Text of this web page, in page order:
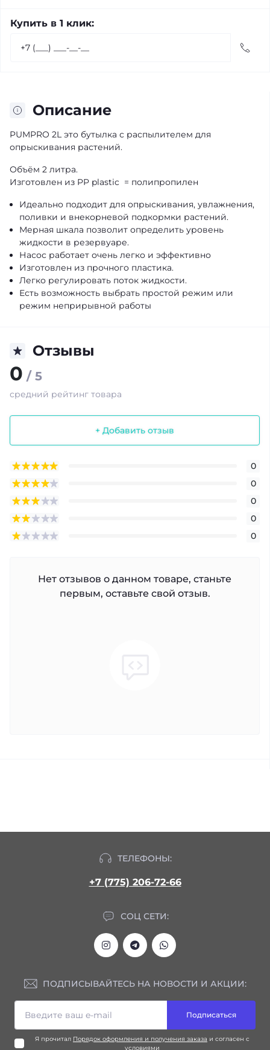
Купить в 1 клик:
Описание
PUMPRO 2L это бутылка с распылителем для
опрыскивания растений.
Объём 2 литра.
Изготовлен из PP plastic = полипропилен
Идеально подходит для опрыскивания, увлажнения,
поливки и внекорневой подкормки растений.
Мерная шкала позволит определить уровень
жидкости в резервуаре.
Насос работает очень легко и эффективно
Изготовлен из прочного пластика.
Легко регулировать поток жидкости.
Есть возможность выбрать простой режим или
режим неприрывной работы
Отзывы
0 / 5
средний рейтинг товара
+ Добавить отзыв
0
0
0
0
0
Нет отзывов о данном товаре, станьте
первым, оставьте свой отзыв.
ТЕЛЕФОНЫ:
+7 (775) 206-72-66
СОЦ СЕТИ:
ПОДПИСЫВАЙТЕСЬ НА НОВОСТИ И АКЦИИ:
Подписаться
Я прочитал Порядок оформления и получения заказа и согласен с
условиями